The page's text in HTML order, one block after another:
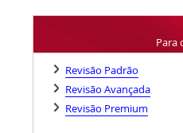
Para
Revisão Padrão
Revisão Avançada
Revisão Premium